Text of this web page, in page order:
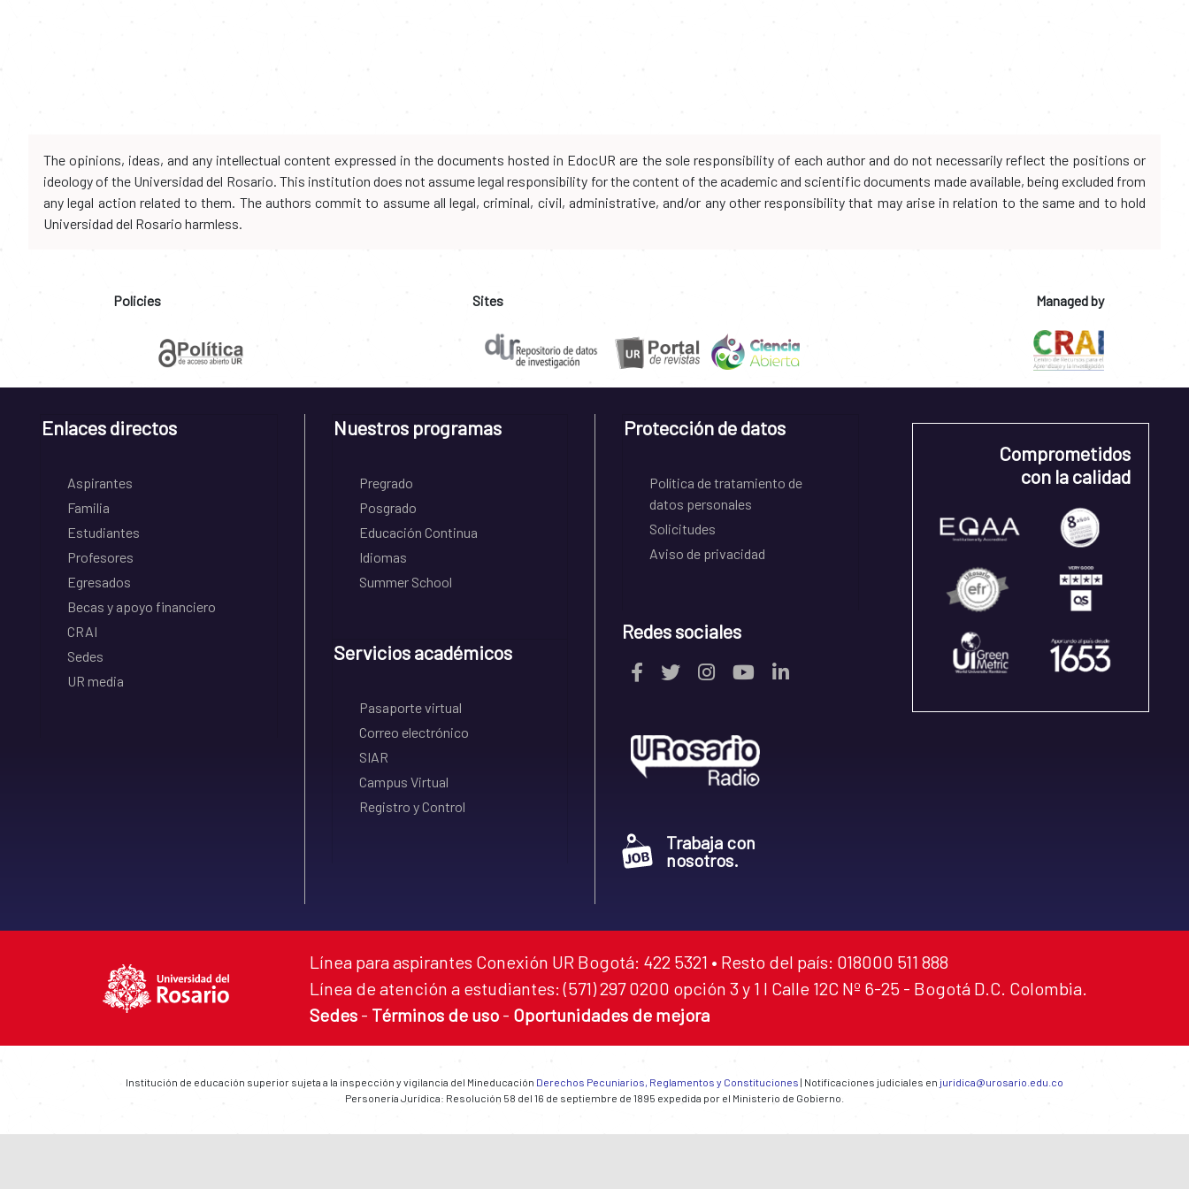
The opinions, ideas, and any intellectual content expressed in the documents hosted in EdocUR are the sole responsibility of each author and do not necessarily reflect the positions or
ideology of the Universidad del Rosario. This institution does not assume legal responsibility for the content of the academic and scientific documents made available, being excluded from
any legal action related to them. The authors commit to assume all legal, criminal, civil, administrative, and/or any other responsibility that may arise in relation to the same and to hold
Universidad del Rosario harmless.
Policies Sites Managed by
Enlaces directos
Aspirantes
Familia
Estudiantes
Profesores
Egresados
Becas y apoyo financiero
CRAI
Sedes
UR media
Nuestros programas
Pregrado
Posgrado
Educación Continua
Idiomas
Summer School
Servicios académicos
Pasaporte virtual
Correo electrónico
SIAR
Campus Virtual
Registro y Control
Protección de datos
Política de tratamiento de
datos personales
Solicitudes
Aviso de privacidad
Redes sociales
Trabaja con
nosotros.
Comprometidos
con la calidad
Línea para aspirantes Conexión UR Bogotá: 422 5321 • Resto del país: 018000 511 888
Línea de atención a estudiantes: (571) 297 0200 opción 3 y 1 I Calle 12C Nº 6-25 - Bogotá D.C. Colombia.
Sedes - Términos de uso - Oportunidades de mejora
Institución de educación superior sujeta a la inspección y vigilancia del Mineducación Derechos Pecuniarios, Reglamentos y Constituciones | Notificaciones judiciales en juridica@urosario.edu.co
Personería Jurídica: Resolución 58 del 16 de septiembre de 1895 expedida por el Ministerio de Gobierno.